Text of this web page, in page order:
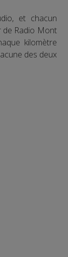
et chacun
de Radio Mont
kilomètre
des deux